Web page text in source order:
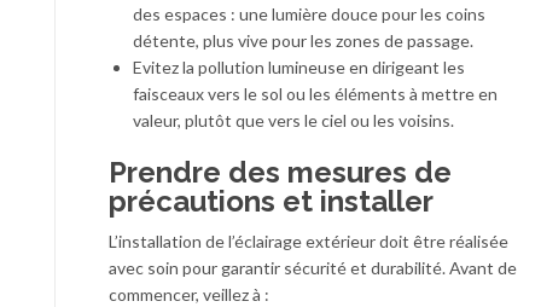
des espaces : une lumière douce pour les coins
détente, plus vive pour les zones de passage.
Evitez la pollution lumineuse en dirigeant les
faisceaux vers le sol ou les éléments à mettre en
valeur, plutôt que vers le ciel ou les voisins.
Prendre des mesures de
précautions et installer
L’installation de l’éclairage extérieur doit être réalisée
avec soin pour garantir sécurité et durabilité. Avant de
commencer, veillez à :